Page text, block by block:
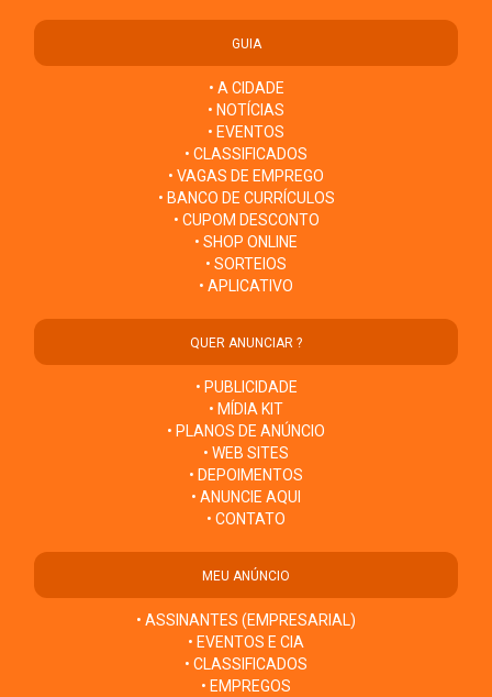
GUIA
• A CIDADE
• NOTÍCIAS
• EVENTOS
• CLASSIFICADOS
• VAGAS DE EMPREGO
• BANCO DE CURRÍCULOS
• CUPOM DESCONTO
• SHOP ONLINE
• SORTEIOS
• APLICATIVO
QUER ANUNCIAR ?
• PUBLICIDADE
• MÍDIA KIT
• PLANOS DE ANÚNCIO
• WEB SITES
• DEPOIMENTOS
• ANUNCIE AQUI
• CONTATO
MEU ANÚNCIO
• ASSINANTES (EMPRESARIAL)
• EVENTOS E CIA
• CLASSIFICADOS
• EMPREGOS